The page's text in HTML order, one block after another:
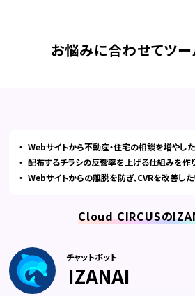
お悩みに合わせてツ
Webサイトから不動産・住宅の相談を増やし
配布するチラシの反響率を上げる仕組みを作
Webサイトからの離脱を防ぎ、CVRを改善し
Cloud CIRCUSの
チャットボット
IZANAI